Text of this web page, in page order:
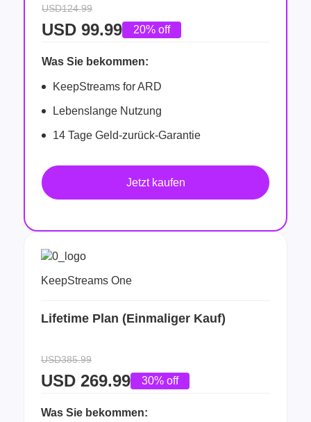
USD124.99
USD 99.99 20% off
Was Sie bekommen:
KeepStreams for ARD
Lebenslange Nutzung
14 Tage Geld-zurück-Garantie
Jetzt kaufen
KeepStreams One
Lifetime Plan (Einmaliger Kauf)
USD385.99
USD 269.99 30% off
Was Sie bekommen: